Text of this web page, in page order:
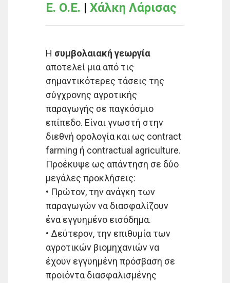
Ε. Ο.Ε. | Χάλκη Λάρισας
Η συμβολαιακή γεωργία
αποτελεί μια από τις
σημαντικότερες τάσεις της
σύγχρονης αγροτικής
παραγωγής σε παγκόσμιο
επίπεδο. Είναι γνωστή στην
διεθνή ορολογία και ως contract
farming ή contractual agriculture.
Προέκυψε ως απάντηση σε δύο
μεγάλες προκλήσεις:
• Πρώτον, την ανάγκη των
παραγωγών να διασφαλίζουν
ένα εγγυημένο εισόδημα.
• Δεύτερον, την επιθυμία των
αγροτικών βιομηχανιών να
έχουν εγγυημένη πρόσβαση σε
προϊόντα διασφαλισμένης